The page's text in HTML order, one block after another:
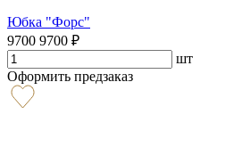
Юбка "Форс"
9700 9700 ₽
шт
Оформить предзаказ